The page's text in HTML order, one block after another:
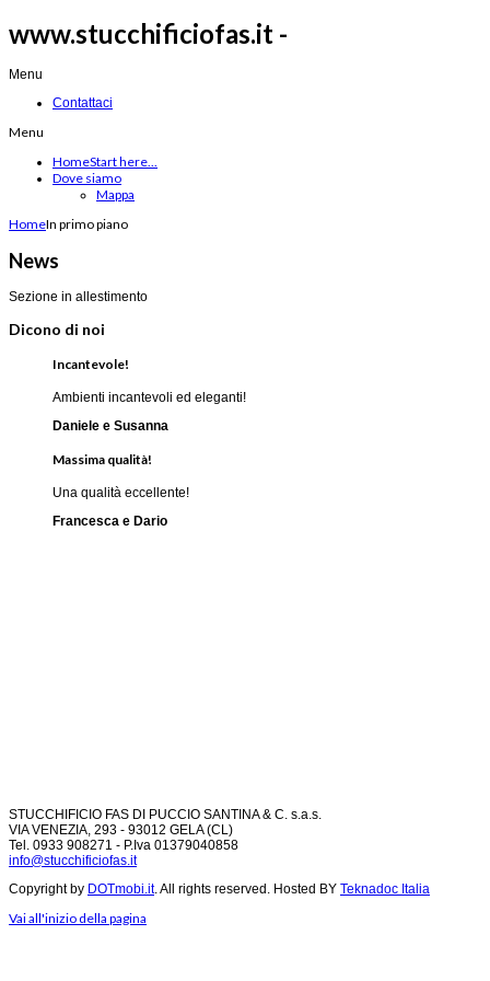
www.stucchificiofas.it -
Menu
Contattaci
Menu
HomeStart here...
Dove siamo
Mappa
HomeIn primo piano
News
Sezione in allestimento
Dicono di noi
Incantevole!
Ambienti incantevoli ed eleganti!
Daniele e Susanna
Massima qualità!
Una qualità eccellente!
Francesca e Dario
STUCCHIFICIO FAS DI PUCCIO SANTINA & C. s.a.s.
VIA VENEZIA, 293 - 93012 GELA (CL)
Tel. 0933 908271 - P.Iva 01379040858
info@stucchificiofas.it
Copyright by DOTmobi.it. All rights reserved. Hosted BY Teknadoc Italia
Vai all'inizio della pagina